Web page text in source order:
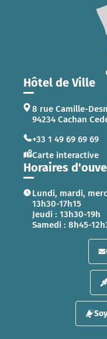
Hôtel de Ville
8 rue Camille-
94234 Cachan
+33 1 49 69 69 69
Carte interactive
Horaires
Lundi, mardi,
13h30-17h15
Jeudi : 13h30-19h
Samedi : 8h45-